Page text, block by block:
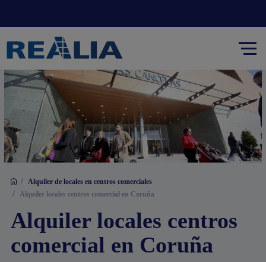
/ Alquiler de locales en centros comerciales
/ Alquiler locales centros comercial en Coruña
Alquiler locales centros
comercial en Coruña